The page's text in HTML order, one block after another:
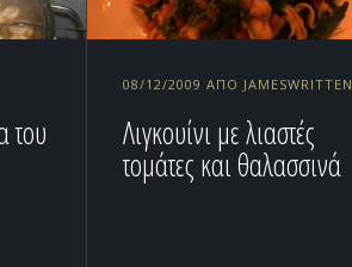
του
08/12/2009 ΑΠΌ JAMESWRITTEN
Λιγκουίνι με λιαστές
τομάτες και θαλασσινά